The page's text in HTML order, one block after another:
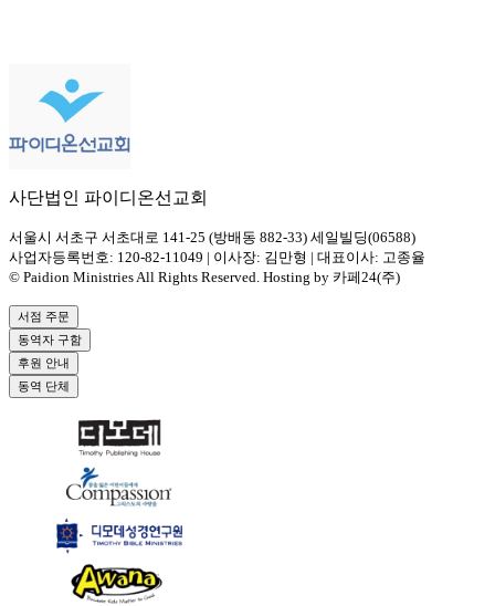
사단법인 파이디온선교회
서울시 서초구 서초대로 141-25 (방배동 882-33) 세일빌딩(06588)
사업자등록번호: 120-82-11049 | 이사장: 김만형 | 대표이사: 고종율
© Paidion Ministries All Rights Reserved. Hosting by 카페24(주)
서점 주문
동역자 구함
후원 안내
동역 단체